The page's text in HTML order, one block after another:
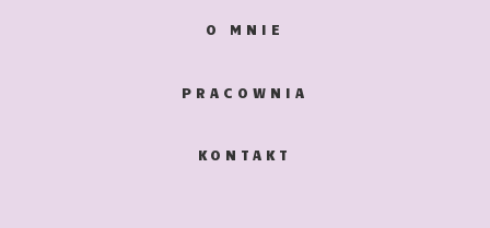
O MNIE
PRACOWNIA
KONTAKT